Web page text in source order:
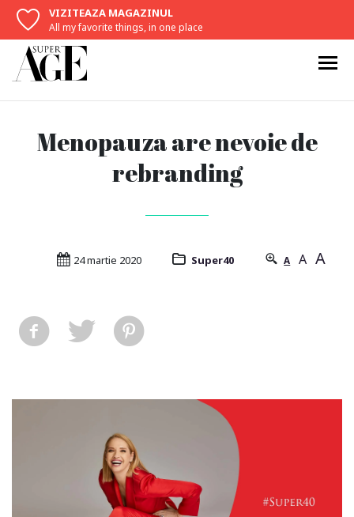
VIZITEAZA MAGAZINUL
All my favorite things, in one place
Menopauza are nevoie de
rebranding
24 martie 2020 Super40 A A A